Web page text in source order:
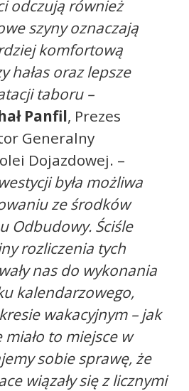
odczują również
szyny oznaczają
komfortową
hałas oraz lepsze
taboru–
Panfil, Prezes
Generalny
Dojazdowej. –
była możliwa
ze środków
Odbudowy. Ściśle
rozliczenia tych
nas do wykonania
kalendarzowego,
wakacyjnym – jak
to miejsce w
sobie sprawę, że
wiązały się z licznymi